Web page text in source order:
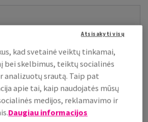
Kiekių palyginimas
kad svetainė veiktų tinkamai,
bei skelbimus, teiktų socialinės
analizuotų srautą. Taip pat
apie tai, kaip naudojatės mūsų
medijos, reklamavimo ir
Daugiau informacijos
Atsisakyti visų